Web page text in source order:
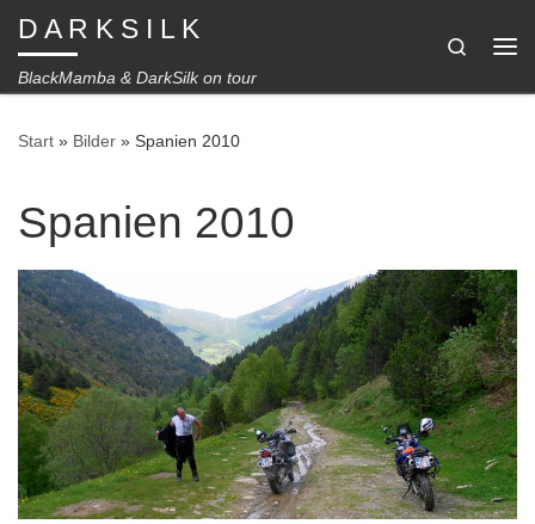
Zum Inhalt springen
D A R K S I L K
BlackMamba & DarkSilk on tour
Search
Start » Bilder » Spanien 2010
Spanien 2010